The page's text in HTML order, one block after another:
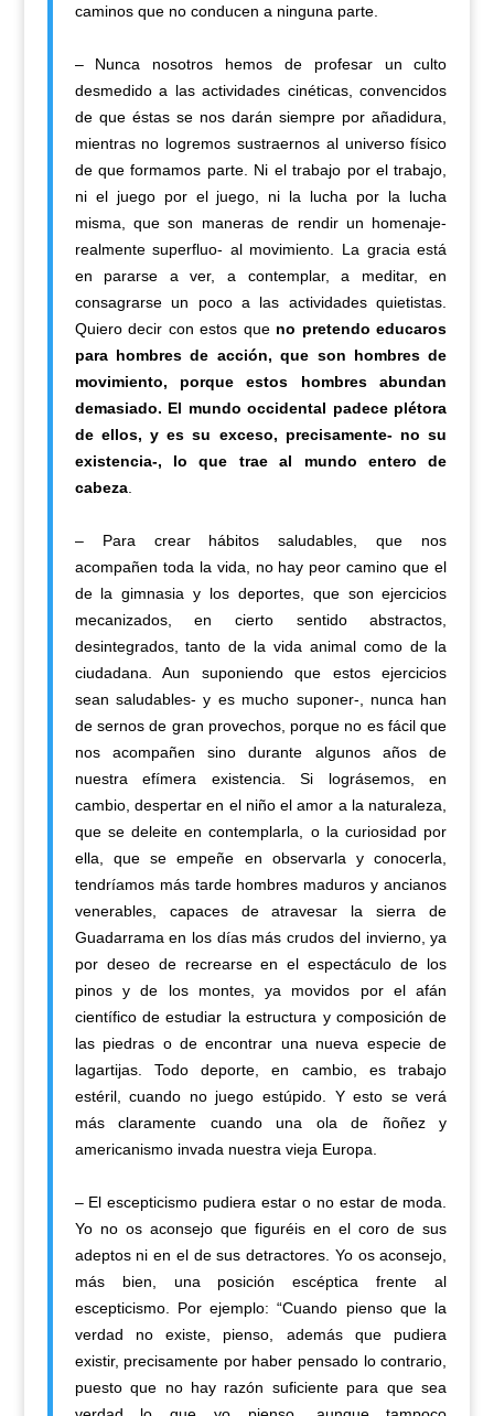
caminos que no conducen a ninguna parte.
– Nunca nosotros hemos de profesar un culto
desmedido a las actividades cinéticas, convencidos
de que éstas se nos darán siempre por añadidura,
mientras no logremos sustraernos al universo físico
de que formamos parte. Ni el trabajo por el trabajo,
ni el juego por el juego, ni la lucha por la lucha
misma, que son maneras de rendir un homenaje-
realmente superfluo- al movimiento. La gracia está
en pararse a ver, a contemplar, a meditar, en
consagrarse un poco a las actividades quietistas.
Quiero decir con estos que no pretendo educaros
para hombres de acción, que son hombres de
movimiento, porque estos hombres abundan
demasiado. El mundo occidental padece plétora
de ellos, y es su exceso, precisamente- no su
existencia-, lo que trae al mundo entero de
cabeza.
– Para crear hábitos saludables, que nos
acompañen toda la vida, no hay peor camino que el
de la gimnasia y los deportes, que son ejercicios
mecanizados, en cierto sentido abstractos,
desintegrados, tanto de la vida animal como de la
ciudadana. Aun suponiendo que estos ejercicios
sean saludables- y es mucho suponer-, nunca han
de sernos de gran provechos, porque no es fácil que
nos acompañen sino durante algunos años de
nuestra efímera existencia. Si lográsemos, en
cambio, despertar en el niño el amor a la naturaleza,
que se deleite en contemplarla, o la curiosidad por
ella, que se empeñe en observarla y conocerla,
tendríamos más tarde hombres maduros y ancianos
venerables, capaces de atravesar la sierra de
Guadarrama en los días más crudos del invierno, ya
por deseo de recrearse en el espectáculo de los
pinos y de los montes, ya movidos por el afán
científico de estudiar la estructura y composición de
las piedras o de encontrar una nueva especie de
lagartijas. Todo deporte, en cambio, es trabajo
estéril, cuando no juego estúpido. Y esto se verá
más claramente cuando una ola de ñoñez y
americanismo invada nuestra vieja Europa.
– El escepticismo pudiera estar o no estar de moda.
Yo no os aconsejo que figuréis en el coro de sus
adeptos ni en el de sus detractores. Yo os aconsejo,
más bien, una posición escéptica frente al
escepticismo. Por ejemplo: “Cuando pienso que la
verdad no existe, pienso, además que pudiera
existir, precisamente por haber pensado lo contrario,
puesto que no hay razón suficiente para que sea